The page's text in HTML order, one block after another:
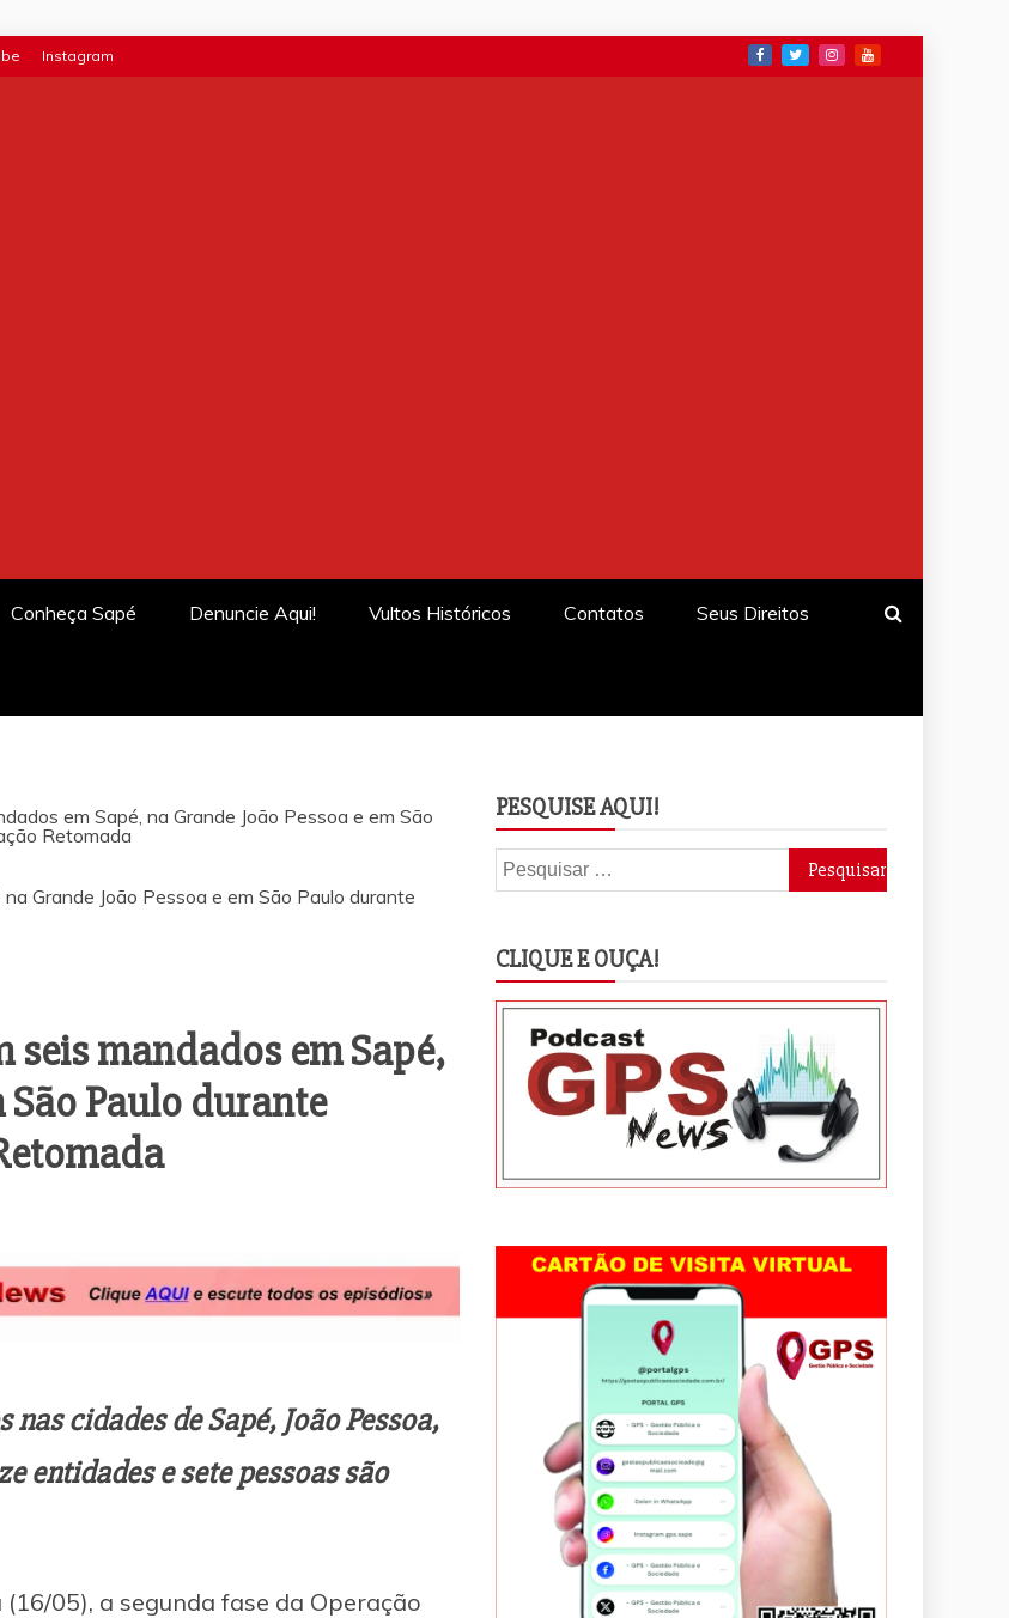
Instagram
Conheça Sapé Denuncie Aqui! Vultos Históricos Contatos Seus Direitos
em Sapé, na Grande João Pessoa e em São
Retomada
seis mandados em Sapé,
São Paulo durante
cidades de Sapé, João Pessoa,
entidades e sete pessoas são
05), a segunda fase da Operação
PESQUISE AQUI!
Pesquisar
por:
CLIQUE E OUÇA!